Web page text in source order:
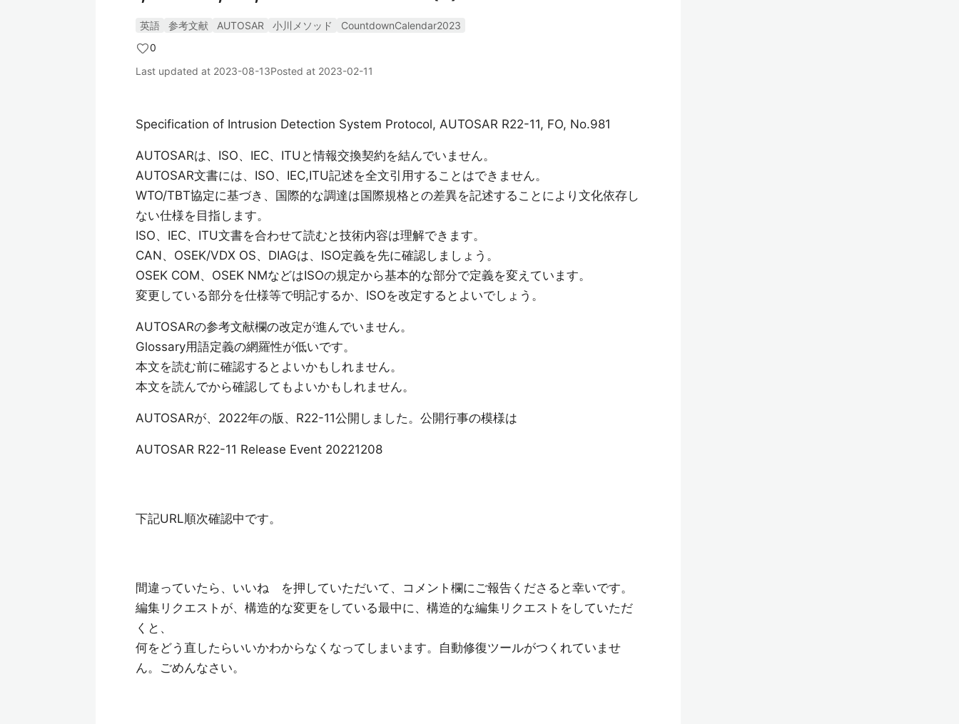
英語 参考文献 AUTOSAR 小川メソッド
CountdownCalendar2023
0
Last updated at 2023-08-13Posted at 2023-02-11
Specification of Intrusion Detection System Protocol, AUTOSAR R22-11, FO, No.981
AUTOSARは、ISO、IEC、ITUと情報交換契約を結んでいません。
AUTOSAR文書には、ISO、IEC,ITU記述を全文引用することはできません。
WTO/TBT協定に基づき、国際的な調達は国際規格との差異を記述することにより文化依存し
ない仕様を目指します。
ISO、IEC、ITU文書を合わせて読むと技術内容は理解できます。
CAN、OSEK/VDX OS、DIAGは、ISO定義を先に確認しましょう。
OSEK COM、OSEK NMなどはISOの規定から基本的な部分で定義を変えています。
変更している部分を仕様等で明記するか、ISOを改定するとよいでしょう。
AUTOSARの参考文献欄の改定が進んでいません。
Glossary用語定義の網羅性が低いです。
本文を読む前に確認するとよいかもしれません。
本文を読んでから確認してもよいかもしれません。
AUTOSARが、2022年の版、R22-11公開しました。公開行事の模様は
AUTOSAR R22-11 Release Event 20221208
下記URL順次確認中です。
間違っていたら、いいね を押していただいて、コメント欄にご報告くださると幸いです。
編集リクエストが、構造的な変更をしている最中に、構造的な編集リクエストをしていただ
くと、
何をどう直したらいいかわからなくなってしまいます。自動修復ツールがつくれていませ
ん。ごめんなさい。